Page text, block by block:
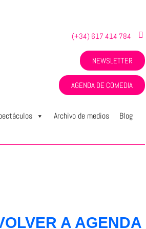
(+34) 617 414 784
NEWSLETTER
AGENDA DE COMEDIA
Archivo de medios Blog
A